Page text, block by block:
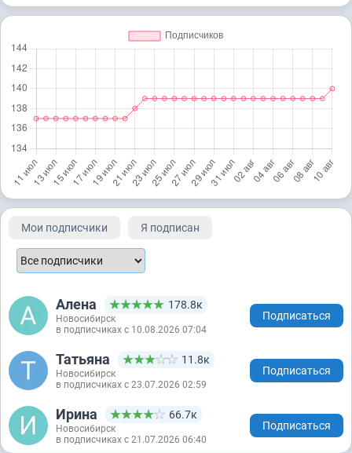
Мои подписчики Я подписан
Алена 178.8к
Новосибирск
в подписчиках с 10.08.2026 07:04
Подписаться
Татьяна 11.8к
Новосибирск
в подписчиках с 23.07.2026 02:59
Подписаться
Ирина 66.7к
Новосибирск
в подписчиках с 21.07.2026 06:40
Подписаться